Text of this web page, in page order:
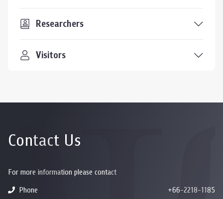
Researchers
Visitors
Contact Us
For more information please contact
Phone
+66-2218-1185